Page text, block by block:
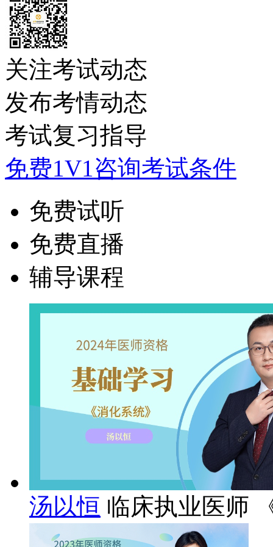
关注考试动态
发布考情动态
考试复习指导
免费1V1咨询考试条件
免费试听
免费直播
辅导课程
汤以恒 临床执业医师